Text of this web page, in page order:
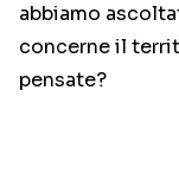
abbiamo
concerne il
pensate?